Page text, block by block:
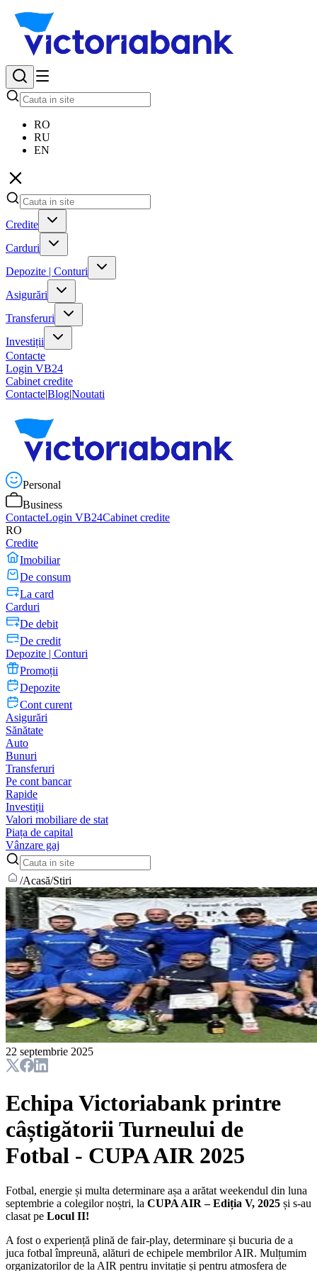
RO
RU
EN
Credite
Carduri
Depozite | Conturi
Asigurări
Transferuri
Investiții
Contacte
Login VB24
Cabinet credite
Contacte|Blog|Noutati
Personal
Business
ContacteLogin VB24Cabinet credite
RO
Credite
Imobiliar
De consum
La card
Carduri
De debit
De credit
Depozite | Conturi
Promoții
Depozite
Cont curent
Asigurări
Sănătate
Auto
Bunuri
Transferuri
Pe cont bancar
Rapide
Investiții
Valori mobiliare de stat
Piața de capital
Vânzare gaj
/Acasă/Stiri
22 septembrie 2025
Echipa Victoriabank printre
câștigătorii Turneului de
Fotbal - CUPA AIR 2025
Fotbal, energie și multa determinare așa a arătat weekendul din luna
septembrie a colegilor noștri, la CUPA AIR – Ediția V, 2025 și s-au
clasat pe Locul II!
A fost o experiență plină de fair-play, determinare și bucuria de a
juca fotbal împreună, alături de echipele membrilor AIR. Mulțumim
organizatorilor de la AIR pentru invitație și pentru atmosfera de